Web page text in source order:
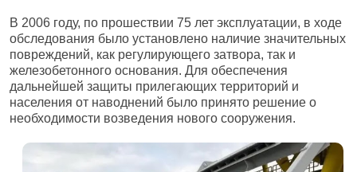
В 2006 году, по прошествии 75 лет эксплуатации, в ходе
обследования было установлено наличие значительных
повреждений, как регулирующего затвора, так и
железобетонного основания. Для обеспечения
дальнейшей защиты прилегающих территорий и
населения от наводнений было принято решение о
необходимости возведения нового сооружения.